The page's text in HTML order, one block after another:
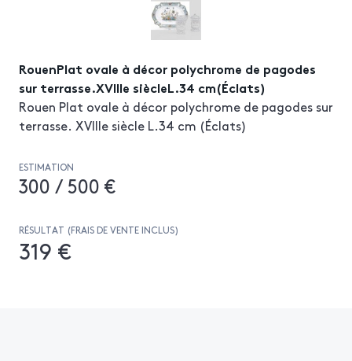
RouenPlat ovale à décor polychrome de pagodes
sur terrasse.XVIIIe siècleL.34 cm(Éclats)
Rouen Plat ovale à décor polychrome de pagodes sur
terrasse. XVIIIe siècle L.34 cm (Éclats)
ESTIMATION
300 / 500 €
RÉSULTAT (FRAIS DE VENTE INCLUS)
319 €